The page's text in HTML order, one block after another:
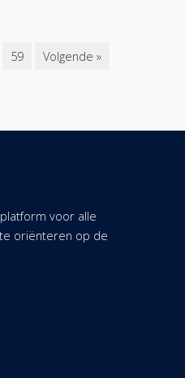
59 Volgende »
voor alle
oriënteren op de